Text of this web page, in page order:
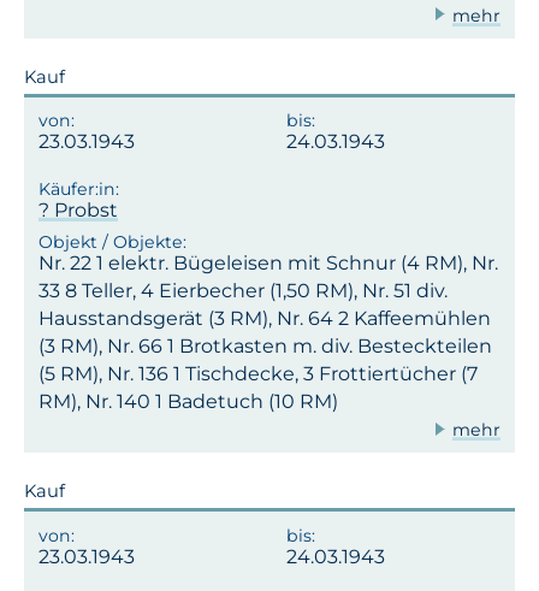
mehr
Kauf
23.03.1943 24.03.1943
? Probst
Nr. 22 1 elektr. Bügeleisen mit Schnur (4 RM), Nr.
33 8 Teller, 4 Eierbecher (1,50 RM), Nr. 51 div.
Hausstandsgerät (3 RM), Nr. 64 2 Kaffeemühlen
(3 RM), Nr. 66 1 Brotkasten m. div. Besteckteilen
(5 RM), Nr. 136 1 Tischdecke, 3 Frottiertücher (7
RM), Nr. 140 1 Badetuch (10 RM)
mehr
Kauf
23.03.1943 24.03.1943